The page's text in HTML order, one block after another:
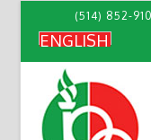
(514) 852-
ENGLISH